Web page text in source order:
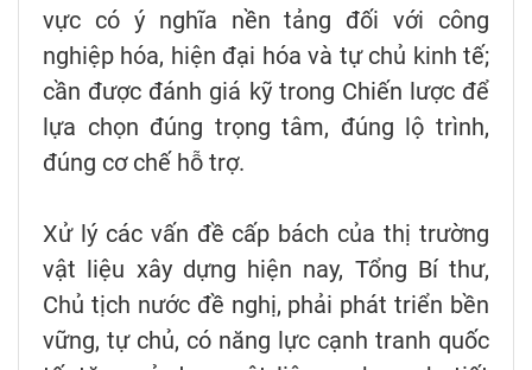
vực có ý nghĩa nền tảng đối với công
nghiệp hóa, hiện đại hóa và tự chủ kinh tế;
cần được đánh giá kỹ trong Chiến lược để
lựa chọn đúng trọng tâm, đúng lộ trình,
đúng cơ chế hỗ trợ.
Xử lý các vấn đề cấp bách của thị trường
vật liệu xây dựng hiện nay, Tổng Bí thư,
Chủ tịch nước đề nghị, phải phát triển bền
vững, tự chủ, có năng lực cạnh tranh quốc